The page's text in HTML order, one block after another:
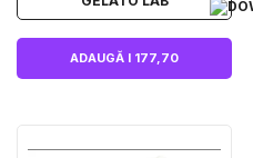
ADAUGĂ I 177,70